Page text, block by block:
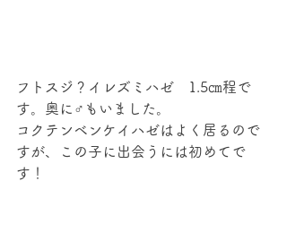
フトスジ？イレズミハゼ　1.5㎝程で
す。奥に♂もいました。
コクテンベンケイハゼはよく居るので
すが、この子に出会うには初めてで
す！